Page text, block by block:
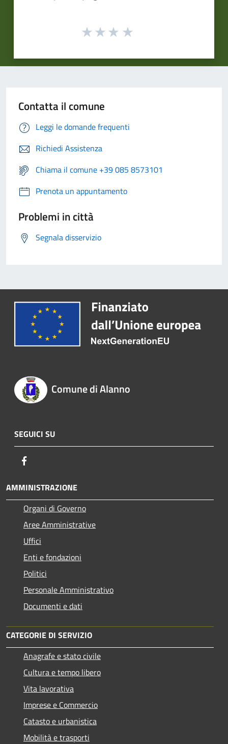
Contatta il comune
Leggi le domande frequenti
Richiedi Assistenza
Chiama il comune +39 085 8573101
Prenota un appuntamento
Problemi in città
Segnala disservizio
Comune di Alanno
SEGUICI SU
AMMINISTRAZIONE
Organi di Governo
Aree Amministrative
Uffici
Enti e fondazioni
Politici
Personale Amministrativo
Documenti e dati
CATEGORIE DI SERVIZIO
Anagrafe e stato civile
Cultura e tempo libero
Vita lavorativa
Imprese e Commercio
Catasto e urbanistica
Mobilità e trasporti